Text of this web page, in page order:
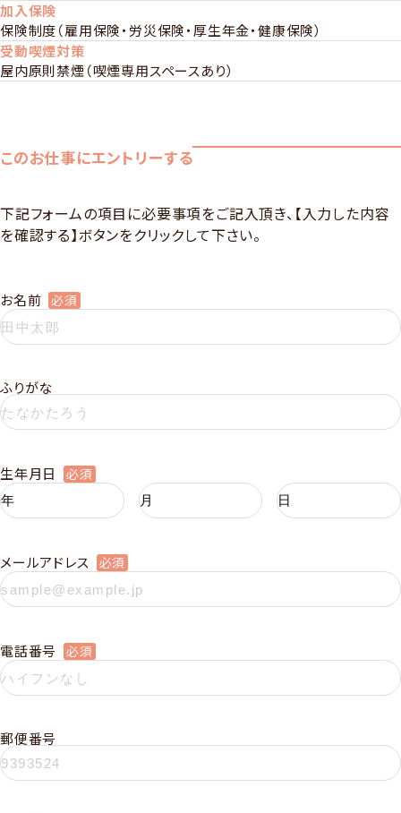
加入保険
保険制度（雇用保険・労災保険・厚生年金・健康保険）
受動喫煙対策
屋内原則禁煙（喫煙専用スペースあり）
このお仕事にエントリーする
下記フォームの項目に必要事項をご記入頂き、【入力した内容
を確認する】ボタンをクリックして下さい。
お名前 必須
ふりがな
生年月日 必須
メールアドレス 必須
電話番号 必須
郵便番号